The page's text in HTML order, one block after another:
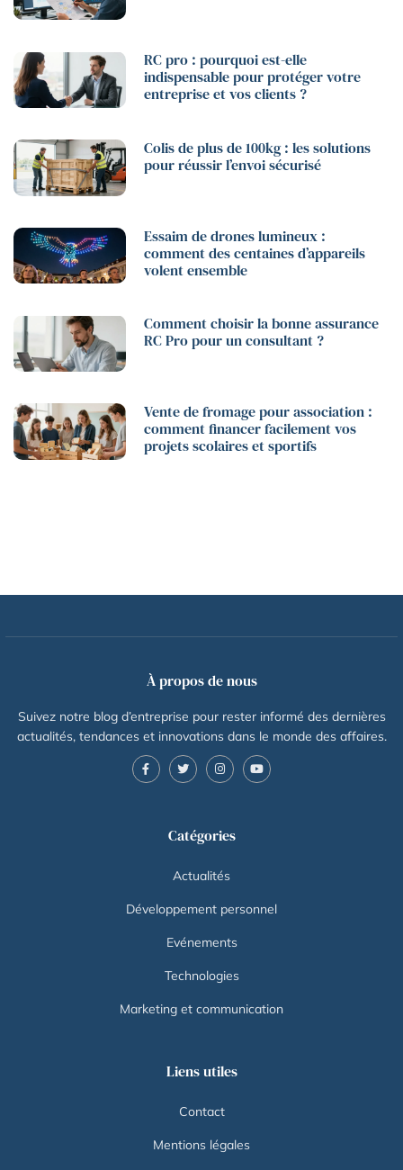
RC pro : pourquoi est-elle
indispensable pour protéger votre
entreprise et vos clients ?
Colis de plus de 100kg : les solutions
pour réussir l’envoi sécurisé
Essaim de drones lumineux :
comment des centaines d’appareils
volent ensemble
Comment choisir la bonne assurance
RC Pro pour un consultant ?
Vente de fromage pour association :
comment financer facilement vos
projets scolaires et sportifs
À propos de nous
Suivez notre blog d’entreprise pour rester informé des dernières
actualités, tendances et innovations dans le monde des affaires.
Catégories
Actualités
Développement personnel
Evénements
Technologies
Marketing et communication
Liens utiles
Contact
Mentions légales